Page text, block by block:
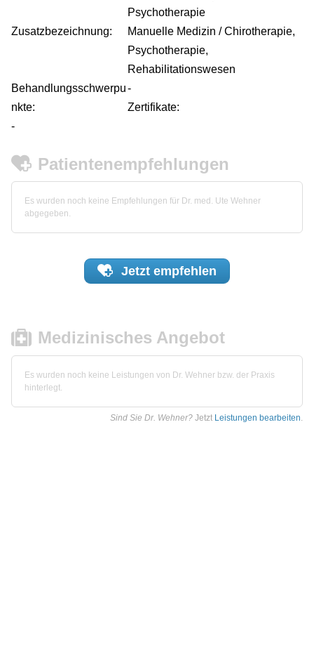
Psychotherapie
Zusatzbezeichnung:
Manuelle Medizin / Chirotherapie,
Psychotherapie,
Rehabilitationswesen
Behandlungsschwerpu
nkte:
-
Zertifikate:
-
Patientenempfehlungen
Es wurden noch keine Empfehlungen für Dr. med. Ute Wehner
abgegeben.
Jetzt empfehlen
Medizinisches Angebot
Es wurden noch keine Leistungen von Dr. Wehner bzw. der Praxis
hinterlegt.
Sind Sie Dr. Wehner? Jetzt Leistungen bearbeiten.